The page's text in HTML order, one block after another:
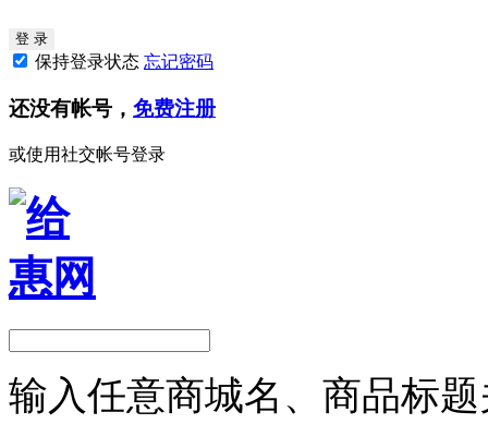
保持登录状态 忘记密码
还没有帐号， 免费注册
或使用社交帐号登录
输入任意商城名、商品标